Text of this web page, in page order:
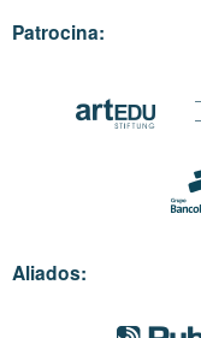
Patrocina:
Aliados: